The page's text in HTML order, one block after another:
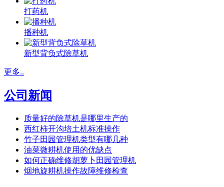
打药机
播种机
新型背负式除草机
更多..
公司新闻
质量好的除草机是哪里生产的
西红柿开沟培土机标准操作
竹子田园管理机类型有哪几种
油菜微耕机使用的优缺点
如何正确维修胡萝卜田园管理机
烟地旋耕机操作故障维修检查